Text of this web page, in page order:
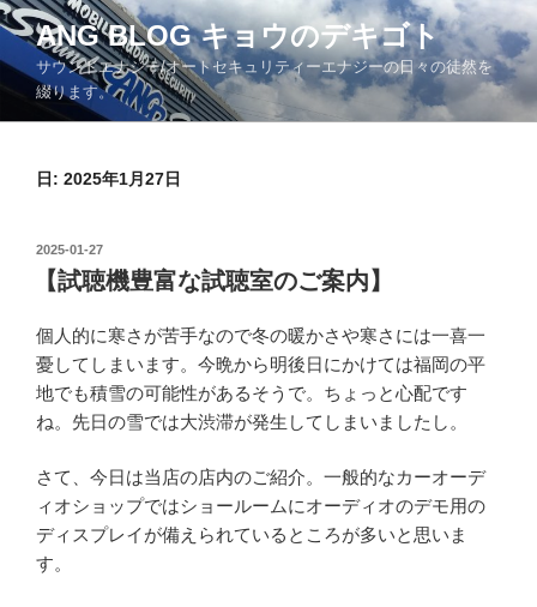
コ
ン
テ
ツ
ANG BLOG キョウのデキゴト
サウンドエナジー/オートセキュリティーエナジーの日々の徒然を
綴ります。
日: 2025年1月27日
投
稿
日:
2025-01-27
【試聴機豊富な試聴室のご案内】
個人的に寒さが苦手なので冬の暖かさや寒さには一喜一
憂してしまいます。今晩から明後日にかけては福岡の平
地でも積雪の可能性があるそうで。ちょっと心配です
ね。先日の雪では大渋滞が発生してしまいましたし。
さて、今日は当店の店内のご紹介。一般的なカーオーデ
ィオショップではショールームにオーディオのデモ用の
ディスプレイが備えられているところが多いと思いま
す。